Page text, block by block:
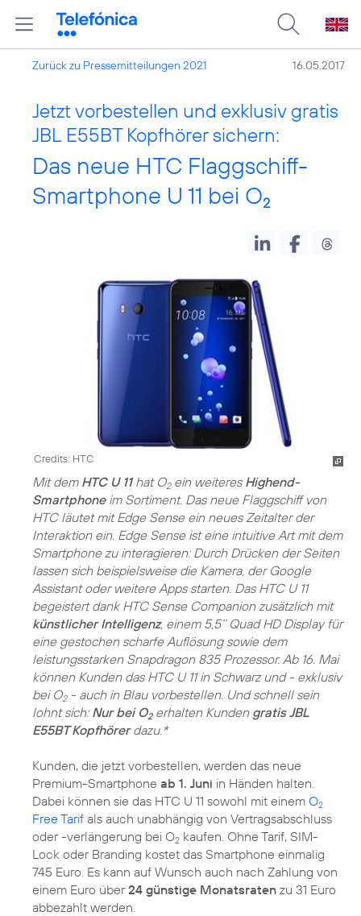
Zurück zu Pressemitteilungen 2021 16.05.2017
Jetzt vorbestellen und exklusiv gratis
JBL E55BT Kopfhörer sichern:
Das neue HTC Flaggschiff-
Smartphone U 11 bei O2
Credits: HTC
Mit dem HTC U 11hat O2ein weiteres Highend-
Smartphoneim Sortiment. Das neue Flaggschiff von
HTC läutet mit Edge Sense ein neues Zeitalter der
Interaktion ein. Edge Sense ist eine intuitive Art mit dem
Smartphone zu interagieren: Durch Drücken der Seiten
lassen sich beispielsweise die Kamera, der Google
Assistant oder weitere Apps starten. Das HTC U 11
begeistert dank HTC Sense Companion zusätzlich mit
künstlicher Intelligenz, einem 5,5‘‘ Quad HD Display für
eine gestochen scharfe Auflösung sowie dem
leistungsstarken Snapdragon 835 Prozessor. Ab 16. Mai
können Kunden das HTC U 11 in Schwarz und - exklusiv
bei O2- auch in Blau vorbestellen. Und schnell sein
lohnt sich: Nur bei O2 erhalten Kunden gratis JBL
E55BT Kopfhörerdazu.*
Kunden, die jetzt vorbestellen, werden das neue
Premium-Smartphone ab 1. Juni in Händen halten.
Dabei können sie das HTC U 11 sowohl mit einem O2
Free Tarif als auch unabhängig von Vertragsabschluss
oder -verlängerung bei O2 kaufen. Ohne Tarif, SIM-
Lock oder Branding kostet das Smartphone einmalig
745 Euro. Es kann auf Wunsch auch nach Zahlung von
einem Euro über24 günstige Monatsraten zu 31 Euro
abbezahlt werden.